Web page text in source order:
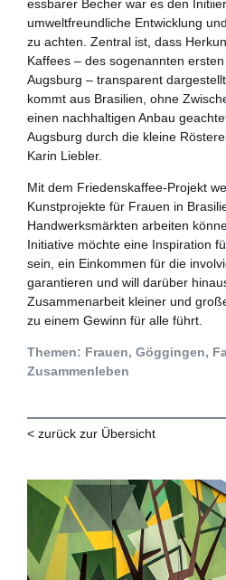
essbarer Becher war es den
umweltfreundliche Entwicklung
zu achten. Zentral ist, dass
Kaffees – des sogenannten
Augsburg – transparent
kommt aus Brasilien, ohne
einen nachhaltigen Anbau
Augsburg durch die kleine
Karin Liebler.
Mit dem Friedenskaffee-Projekt
Kunstprojekte für Frauen in
Handwerksmärkten arbeiten
Initiative möchte eine Inspiration
sein, ein Einkommen für die
garantieren und will darüber
Zusammenarbeit kleiner und
zu einem Gewinn für alle führt.
Themen: Frauen, Göggingen,
Zusammenleben
< zurück zur Übersicht